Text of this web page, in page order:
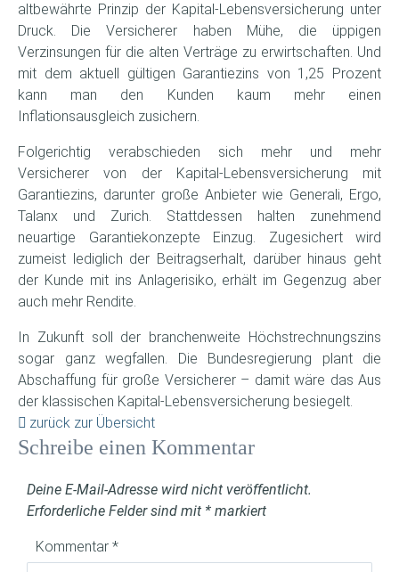
altbewährte Prinzip der Kapital-Lebensversicherung unter
Druck. Die Versicherer haben Mühe, die üppigen
Verzinsungen für die alten Verträge zu erwirtschaften. Und
mit dem aktuell gültigen Garantiezins von 1,25 Prozent
kann man den Kunden kaum mehr einen
Inflationsausgleich zusichern.
Folgerichtig verabschieden sich mehr und mehr
Versicherer von der Kapital-Lebensversicherung mit
Garantiezins, darunter große Anbieter wie Generali, Ergo,
Talanx und Zurich. Stattdessen halten zunehmend
neuartige Garantiekonzepte Einzug. Zugesichert wird
zumeist lediglich der Beitragserhalt, darüber hinaus geht
der Kunde mit ins Anlagerisiko, erhält im Gegenzug aber
auch mehr Rendite.
In Zukunft soll der branchenweite Höchstrechnungszins
sogar ganz wegfallen. Die Bundesregierung plant die
Abschaffung für große Versicherer – damit wäre das Aus
der klassischen Kapital-Lebensversicherung besiegelt.
zurück zur Übersicht
Schreibe einen Kommentar
Deine E-Mail-Adresse wird nicht veröffentlicht.
Erforderliche Felder sind mit * markiert
Kommentar *